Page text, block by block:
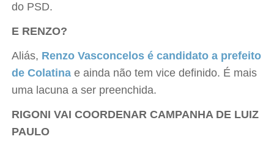
do PSD.
E RENZO?
Aliás, Renzo Vasconcelos é candidato a prefeito
de Colatinae ainda não tem vice definido. É mais
uma lacuna a ser preenchida.
RIGONI VAI COORDENAR CAMPANHA DE LUIZ
PAULO